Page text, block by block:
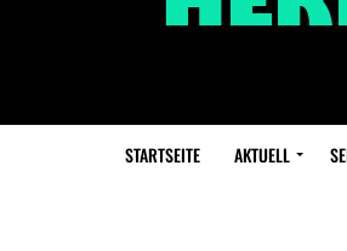
STARTSEITE AKTUELL